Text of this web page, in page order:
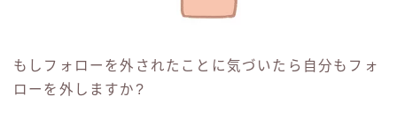
もしフォローを外されたことに気づいたら自分もフォ
ローを外しますか?